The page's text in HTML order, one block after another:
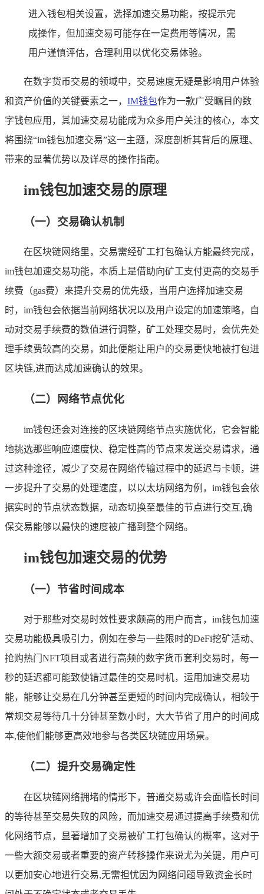
进入钱包相关设置，选择加速交易功能，按提示完
成操作，但加速交易可能存在一定费用等情况，需
用户谨慎评估，合理利用以优化交易体验。
在数字货币交易的领域中，交易速度无疑是影响用户体验
和资产价值的关键要素之一， IM钱包作为一款广受瞩目的数
字钱包应用，其加速交易功能成为众多用户关注的核心，本文
将围绕“im钱包加速交易”这一主题，深度剖析其背后的原理、
带来的显著优势以及详尽的操作指南。
im钱包加速交易的原理
（一）交易确认机制
在区块链网络里，交易需经矿工打包确认方能最终完成，
im钱包加速交易功能，本质上是借助向矿工支付更高的交易手
续费（gas费）来提升交易的优先级，当用户选择加速交易
时，im钱包会依据当前网络状况以及用户设定的加速策略，自
动对交易手续费的数值进行调整，矿工处理交易时，会优先处
理手续费较高的交易，如此便能让用户的交易更快地被打包进
区块链,进而达成加速确认的效果。
（二）网络节点优化
im钱包还会对连接的区块链网络节点实施优化，它会智能
地挑选那些响应速度快、稳定性高的节点来发送交易请求，通
过这种途径，减少了交易在网络传输过程中的延迟与卡顿，进
一步提升了交易的处理速度，以以太坊网络为例，im钱包会依
据实时的节点状态数据，动态切换至最佳的节点进行交互,确
保交易能够以最快的速度被广播到整个网络。
im钱包加速交易的优势
（一）节省时间成本
对于那些对交易时效性要求颇高的用户而言，im钱包加速
交易功能极具吸引力，例如在参与一些限时的DeFi挖矿活动、
抢购热门NFT项目或者进行高频的数字货币套利交易时，每一
秒的延迟都可能致使错过最佳的交易时机，运用加速交易功
能，能够让交易在几分钟甚至更短的时间内完成确认，相较于
常规交易等待几十分钟甚至数小时，大大节省了用户的时间成
本,使他们能够更高效地参与各类区块链应用场景。
（二）提升交易确定性
在区块链网络拥堵的情形下，普通交易或许会面临长时间
的等待甚至交易失败的风险，而加速交易通过提高手续费和优
化网络节点，显著增加了交易被矿工打包确认的概率，这对于
一些大额交易或者重要的资产转移操作来说尤为关键，用户可
以更加安心地进行交易,无需担忧因为网络问题导致资金长时